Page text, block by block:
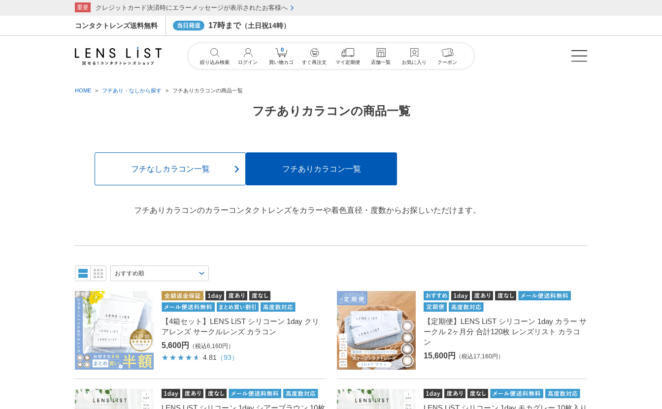
コンタクトレンズ送料無料 当日発送 17時まで（土日祝14時）
重要 クレジットカード決済時にエラーメッセージが表示されたお客様へ
HOME フチあり・なしから探す フチありカラコンの商品一覧
フチありカラコンの商品一覧
フチなしカラコン一覧 フチありカラコン一覧
フチありカラコンのカラーコンタクトレンズをカラーや着色直径・度数からお探しいただけます。
【4箱セット】LENS LiST シリコーン 1day クリ
アレンズ サークルレンズ カラコン
5,600円
（税込6,160円）
4.81 （93）
【定期便】LENS LiST シリコーン 1day カラー サ
ークル 2ヶ月分 合計120枚 レンズリスト カラコ
ン
15,600円
（税込17,160円）
絞り込み検索 ログイン
0
買い物カゴ すぐ再注文 マイ定期便 店舗一覧 お気に入り クーポン